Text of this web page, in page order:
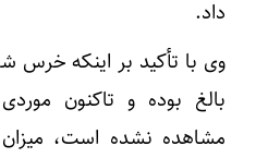
داد.
وی با تأکید بر اینکه خرس
بالغ بوده و تاکنون
مشاهده نشده است،